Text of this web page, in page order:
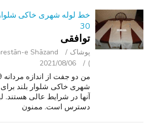
30
توافقی
پوشاک
)
2021/08/06
آنها در شرایط عالی هستند.
دسترس است. ممنون